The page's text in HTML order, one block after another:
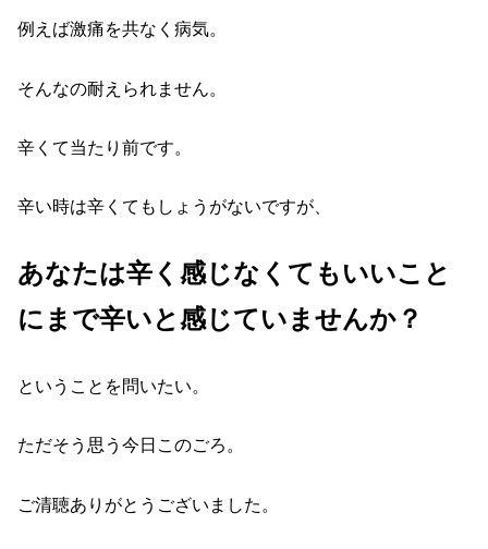
例えば激痛を共なく病気。
そんなの耐えられません。
辛くて当たり前です。
辛い時は辛くてもしょうがないですが、
あなたは辛く感じなくてもいいこと
にまで辛いと感じていませんか？
ということを問いたい。
ただそう思う今日このごろ。
ご清聴ありがとうございました。